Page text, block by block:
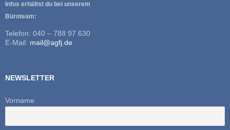
Infos erhältst du bei unserem
Büroteam:
Telefon: 040 – 788 97 630
E-Mail: mail@agfj.de
NEWSLETTER
Vorname